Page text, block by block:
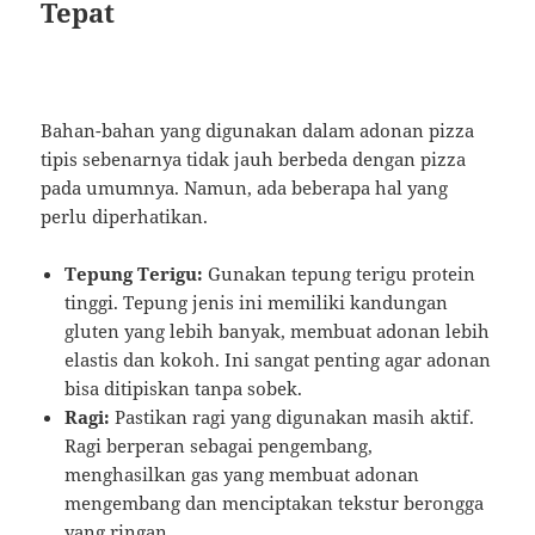
Tepat
Bahan-bahan yang digunakan dalam adonan pizza
tipis sebenarnya tidak jauh berbeda dengan pizza
pada umumnya. Namun, ada beberapa hal yang
perlu diperhatikan.
Tepung Terigu: Gunakan tepung terigu protein
tinggi. Tepung jenis ini memiliki kandungan
gluten yang lebih banyak, membuat adonan lebih
elastis dan kokoh. Ini sangat penting agar adonan
bisa ditipiskan tanpa sobek.
Ragi: Pastikan ragi yang digunakan masih aktif.
Ragi berperan sebagai pengembang,
menghasilkan gas yang membuat adonan
mengembang dan menciptakan tekstur berongga